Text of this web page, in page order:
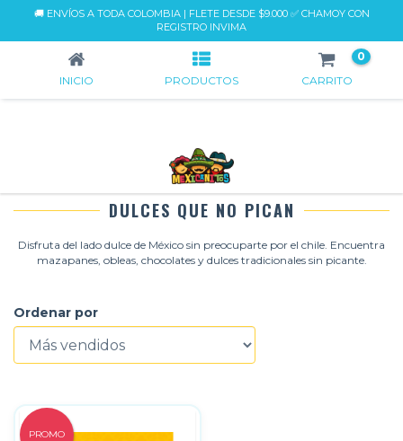
🚚 ENVÍOS A TODA COLOMBIA | FLETE DESDE $9.000 ✅ CHAMOY CON
REGISTRO INVIMA
DULCES QUE NO PICAN
INICIO PRODUCTOS CARRITO
0
DULCES QUE NO PICAN
Disfruta del lado dulce de México sin preocuparte por el chile. Encuentra
mazapanes, obleas, chocolates y dulces tradicionales sin picante.
Ordenar por
PROMO